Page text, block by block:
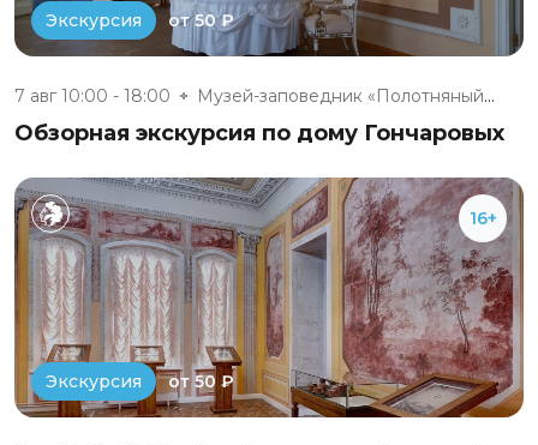
Экскурсия от 50 ₽
7 авг 10:00 - 18:00 Музей-заповедник «Полотняный З...
Обзорная экскурсия по дому Гончаровых
16+
Экскурсия от 50 ₽